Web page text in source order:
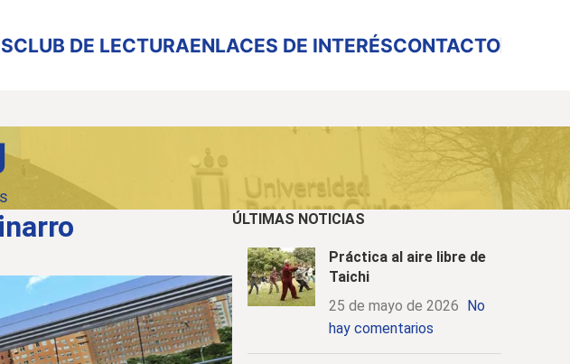
CLUB DE LECTURAENLACES DE INTERÉSCONTACTO
ÚLTIMAS NOTICIAS
Práctica al aire libre de
Taichi
25 de mayo de 2026 No
hay comentarios